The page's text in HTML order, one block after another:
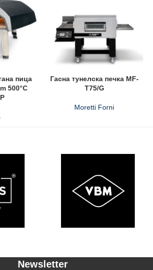
пица
500°C
Гасна тунелска печка MF-
T75/G
Moretti Forni
Newsletter